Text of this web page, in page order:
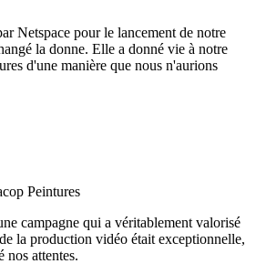
Netspace pour le lancement de notre
la donne. Elle a donné vie à notre
d'une manière que nous n'aurions
Peintures
campagne qui a véritablement valorisé
la production vidéo était exceptionnelle,
nos attentes.